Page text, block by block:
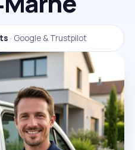
· Google & Trustpilot